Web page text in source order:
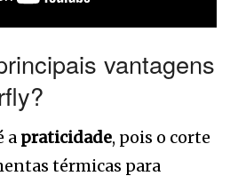
vantagens
a praticidade, pois o corte
térmicas para